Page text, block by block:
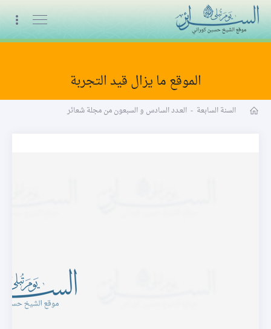
البث المباشر
الموقع ما يزال قيد التجربة
السنة السابعة - العـدد السادس و السبعون من مجلة شعائر